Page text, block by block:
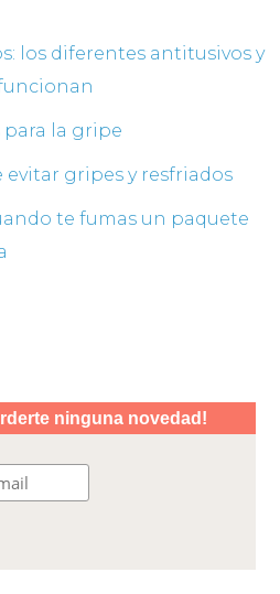
los diferentes antitusivos y
para la gripe
evitar gripes y resfriados
te fumas un paquete